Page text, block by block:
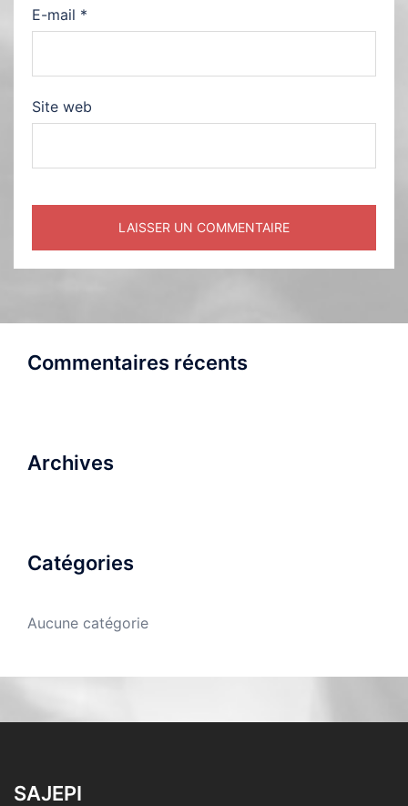
E-mail *
Site web
Commentaires récents
Archives
Catégories
Aucune catégorie
SAJEPI